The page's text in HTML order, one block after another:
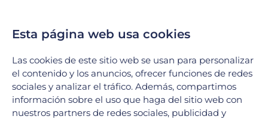
Servicios
Urgencias
Laboratorio Clínico
Laboratorio de Biología Molecular
Hospitalización
Esta página web usa cookies
Las cookies de este sitio web se usan para personalizar
el contenido y los anuncios, ofrecer funciones de redes
sociales y analizar el tráfico. Además, compartimos
información sobre el uso que haga del sitio web con
nuestros partners de redes sociales, publicidad y